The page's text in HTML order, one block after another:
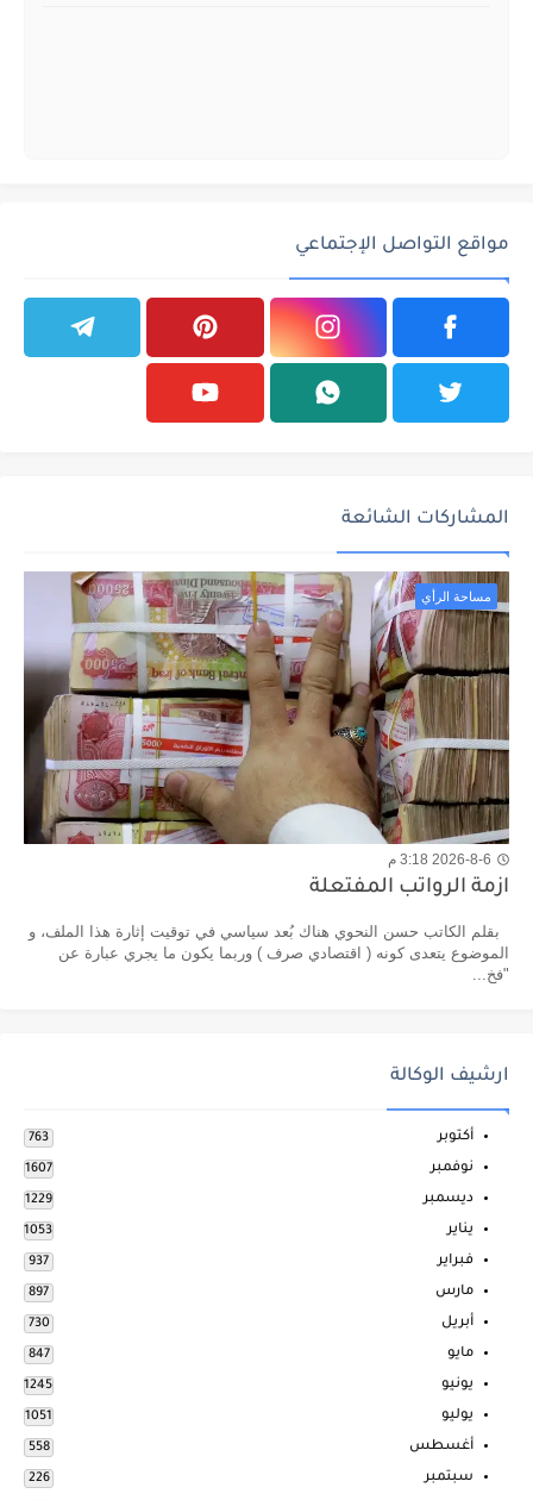
مواقع التواصل الإجتماعي
المشاركات الشائعة
مساحة الرأي
2026-8-6 3:18 م
ازمة الرواتب المفتعلة
بقلم الكاتب حسن النحوي هناك بُعد سياسي في توقيت إثارة هذا الملف، و
الموضوع يتعدى كونه ( اقتصادي صرف ) وربما يكون ما يجري عبارة عن
"فخ...
ارشيف الوكالة
أكتوبر 763
نوفمبر 1607
ديسمبر 1229
يناير 1053
فبراير 937
مارس 897
أبريل 730
مايو 847
يونيو 1245
يوليو 1051
أغسطس 558
سبتمبر 226